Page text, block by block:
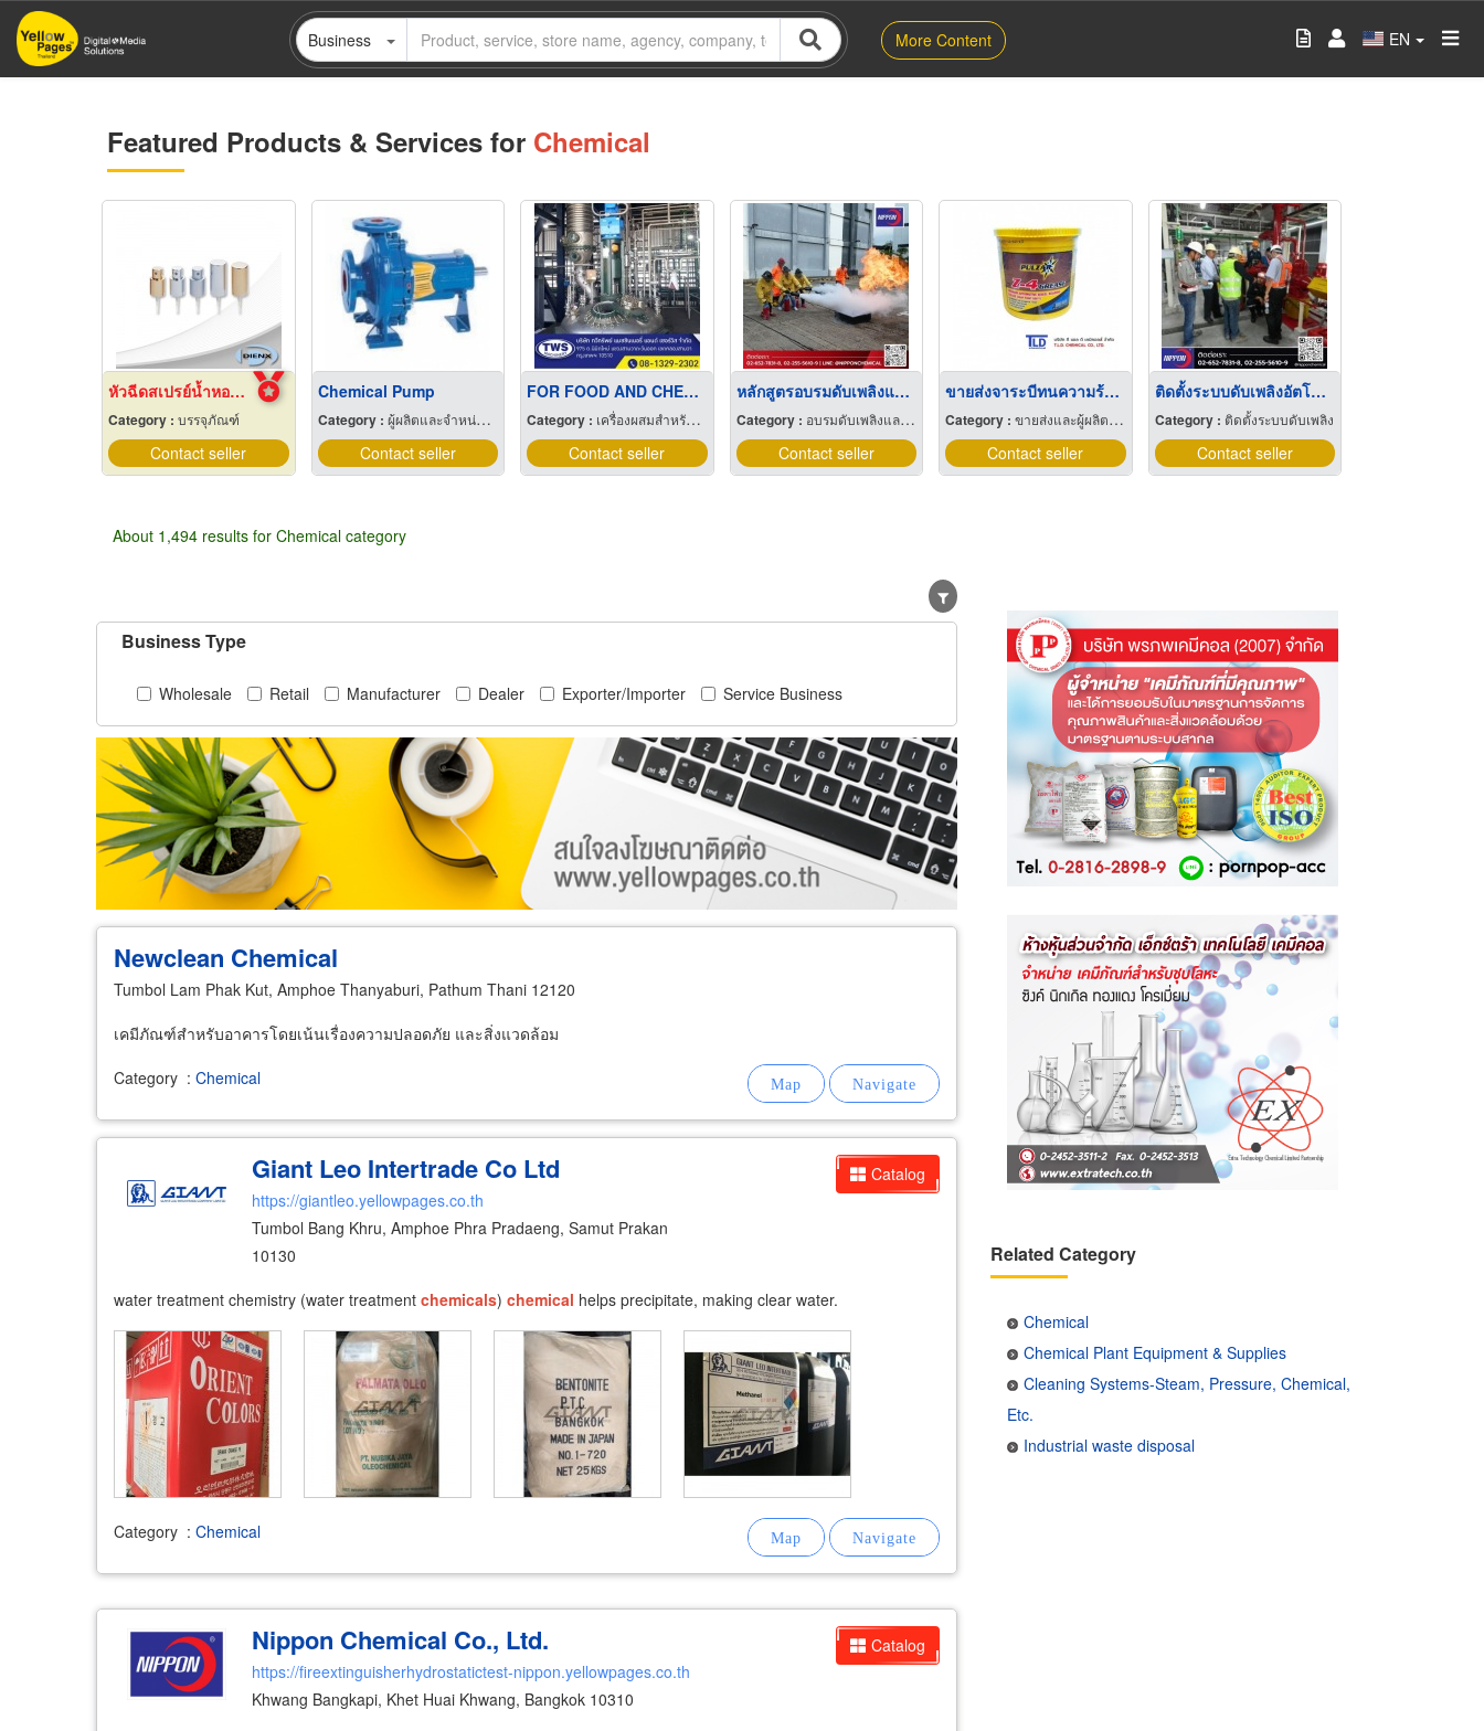
Skip
main
Business More Content EN
Featured Products & Services for Chemical
หัวฉีดสเปรย์น้ำหอม Crimp Pump
Category : บรรจุภัณฑ์
Contact seller
Chemical Pump
Category : ผู้ผลิตและจำหน่ายปั๊ม
Contact seller
FOR FOOD AND CHEMICAL
Category : เครื่องผสมสำหรับงาน อุตสาหกรรม
Contact seller
หลักสูตรอบรมดับเพลิงและซ้อมหนีไฟ
Category : อบรมดับเพลิงและซ้อมหนีไฟ
Contact seller
ขายส่งจาระบีทนความร้อน Pulzar z4
Category : ขายส่งและผู้ผลิตเคมีภัณฑ์
Contact seller
ติดตั้งระบบดับเพลิงอัตโนมัติ
Category : ติดตั้งระบบดับเพลิง
Contact seller
About 1,494 results for Chemical category
Business Type
Wholesale Retail Manufacturer Dealer Exporter/Importer Service Business
Newclean Chemical
Tumbol Lam Phak Kut, Amphoe Thanyaburi, Pathum Thani 12120
เคมีภัณฑ์สำหรับอาคารโดยเน้นเรื่องความปลอดภัย และสิ่งแวดล้อม
Category : Chemical
Catalog
Giant Leo Intertrade Co Ltd
https://giantleo.yellowpages.co.th
Tumbol Bang Khru, Amphoe Phra Pradaeng, Samut Prakan
10130
water treatment chemistry (water treatment chemicals) chemical helps precipitate, making clear water.
Category : Chemical
Catalog
Nippon Chemical Co., Ltd.
https://fireextinguisherhydrostatictest-nippon.yellowpages.co.th
Khwang Bangkapi, Khet Huai Khwang, Bangkok 10310
Related Category
Chemical
Chemical Plant Equipment & Supplies
Cleaning Systems-Steam, Pressure, Chemical,
Etc.
Industrial waste disposal